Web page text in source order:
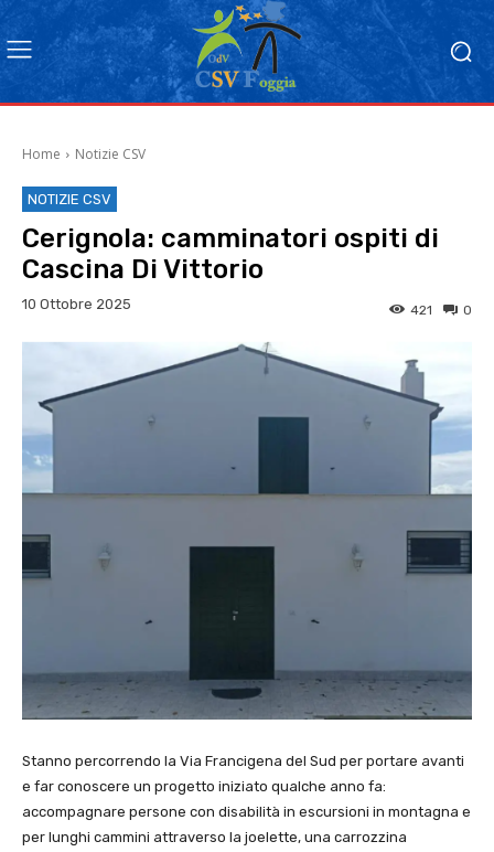
Home Notizie CSV
NOTIZIE CSV
Cerignola: camminatori ospiti di
Cascina Di Vittorio
10 Ottobre 2025 0
421
Stanno percorrendo la Via Francigena del Sud per portare avanti
e far conoscere un progetto iniziato qualche anno fa:
accompagnare persone con disabilità in escursioni in montagna e
per lunghi cammini attraverso la joelette, una carrozzina